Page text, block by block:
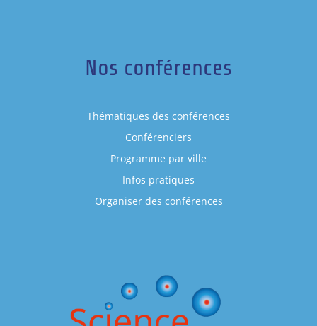
Nos conférences
Thématiques des conférences
Conférenciers
Programme par ville
Infos pratiques
Organiser des conférences